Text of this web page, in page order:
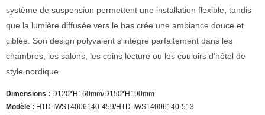
système de suspension permettent une installation flexible, tandis
que la lumière diffusée vers le bas crée une ambiance douce et
ciblée. Son design polyvalent s'intègre parfaitement dans les
chambres, les salons, les coins lecture ou les couloirs d'hôtel de
style nordique.
Dimensions : D120*H160mm/D150*H190mm
Modèle : HTD-IWST4006140-459/HTD-IWST4006140-513